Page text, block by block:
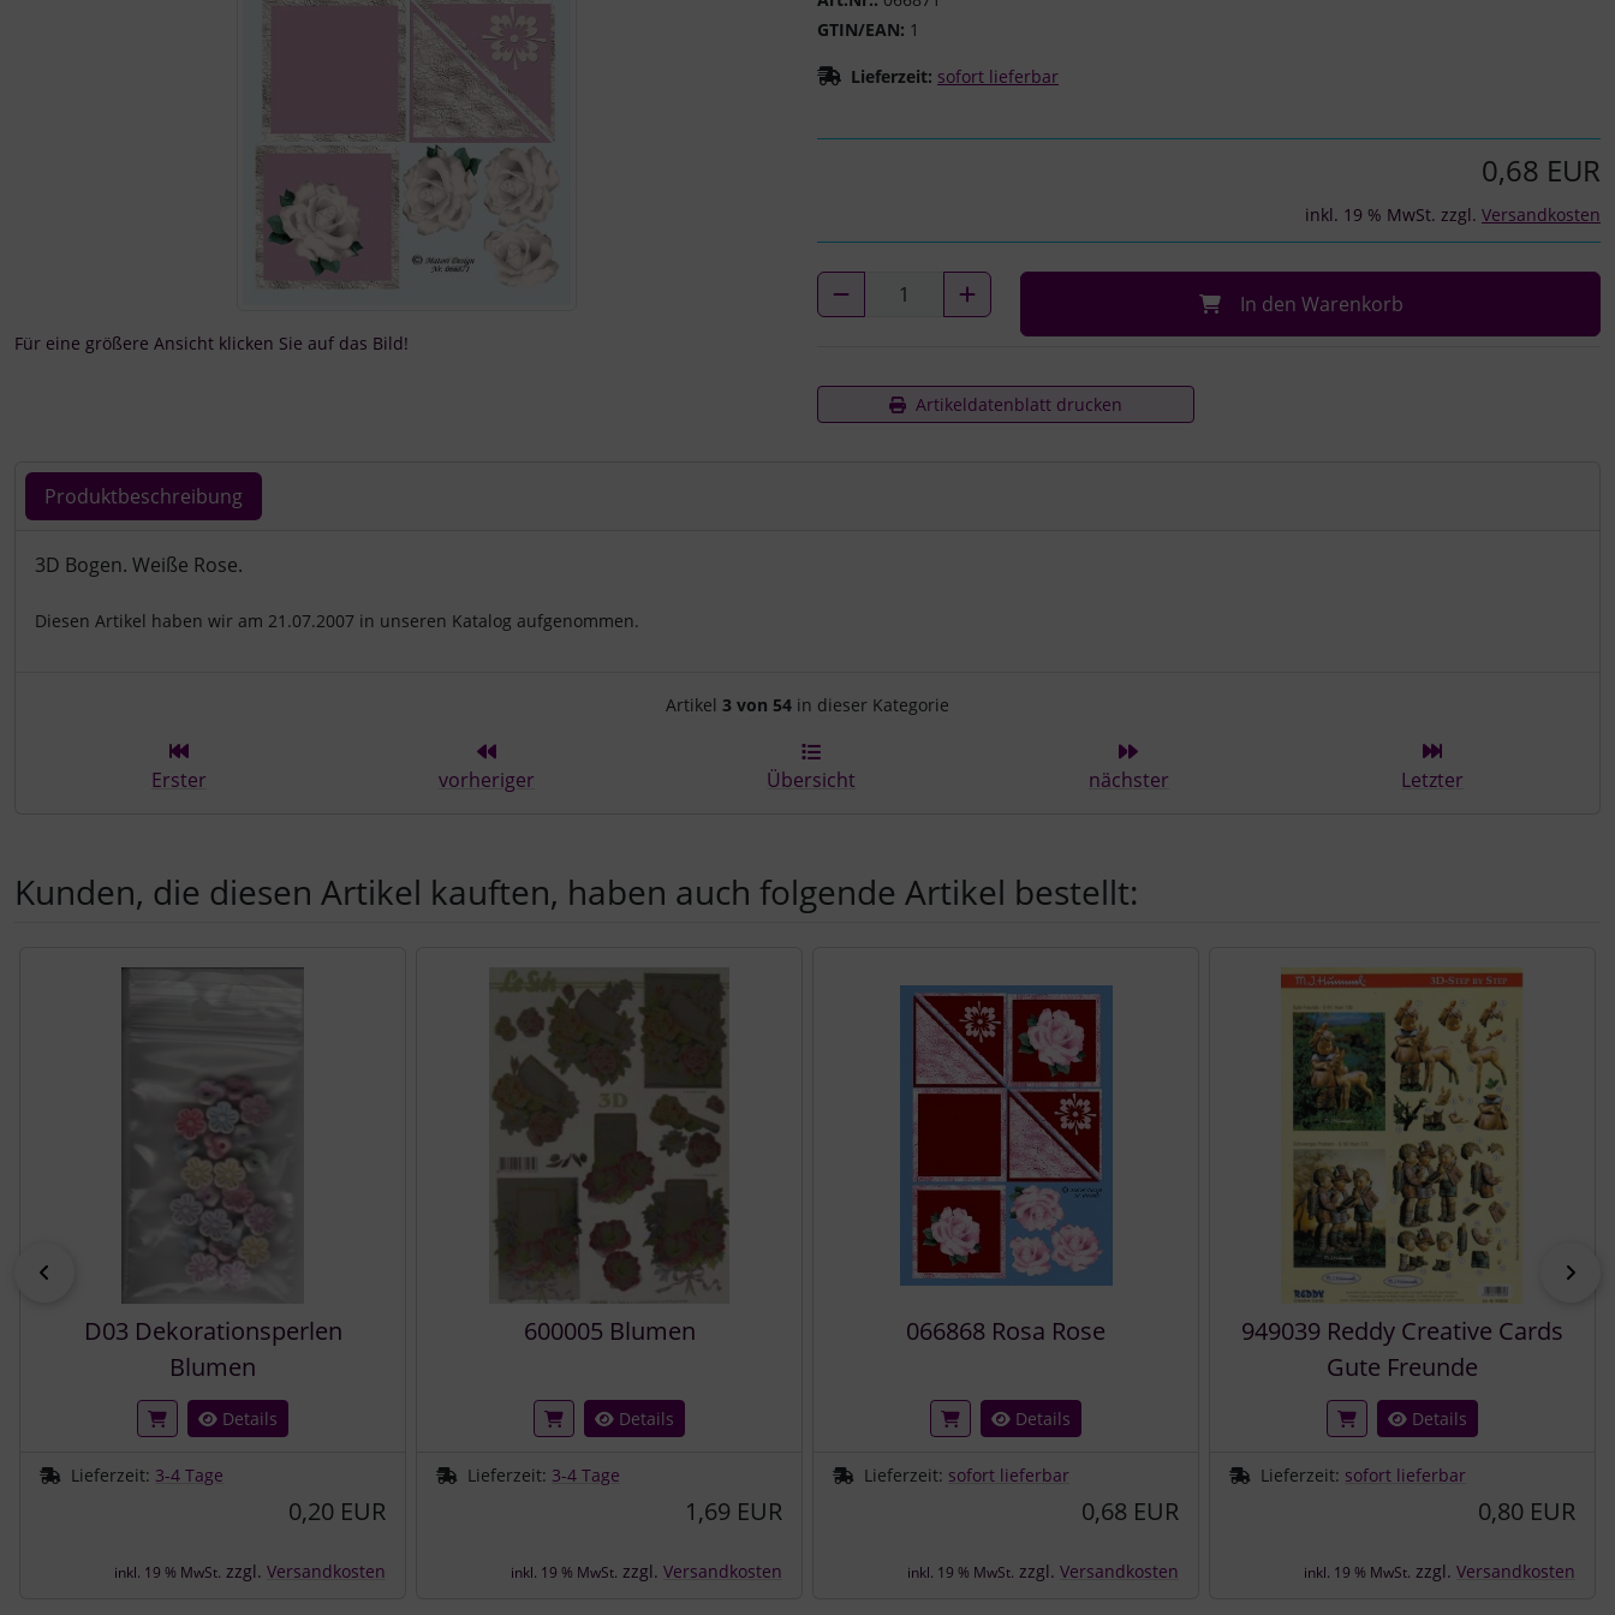
GTIN/EAN: 1
Lieferzeit: sofort lieferbar
Für eine größere Ansicht klicken Sie auf das Bild!
0,68 EUR
inkl. 19 % MwSt. zzgl. Versandkosten
In den Warenkorb
Artikeldatenblatt drucken
Produktbeschreibung
Produktbeschreibung
3D Bogen. Weiße Rose.
Diesen Artikel haben wir am 21.07.2007 in unseren Katalog aufgenommen.
Artikelnavigation innerhalb dieser Kategorie
Artikel 3 von 54 in dieser Kategorie
Erster vorheriger Übersicht nächster Letzter
Kunden, die diesen Artikel kauften, haben auch folgende Artikel bestellt:
D03 Dekorationsperlen
Blumen
Details
Lieferzeit: 3-4 Tage
0,20 EUR
inkl. 19 % MwSt. zzgl. Versandkosten
600005 Blumen
Details
Lieferzeit: 3-4 Tage
1,69 EUR
inkl. 19 % MwSt. zzgl. Versandkosten
066868 Rosa Rose
Details
Lieferzeit: sofort lieferbar
0,68 EUR
inkl. 19 % MwSt. zzgl. Versandkosten
949039 Reddy Creative Cards
Gute Freunde
Details
Lieferzeit: sofort lieferbar
0,80 EUR
inkl. 19 % MwSt. zzgl. Versandkosten